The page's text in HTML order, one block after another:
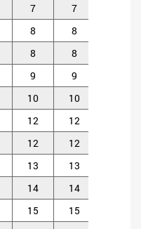
7 7
8 8
8 8
9 9
10 10
12 12
12 12
13 13
14 14
15 15